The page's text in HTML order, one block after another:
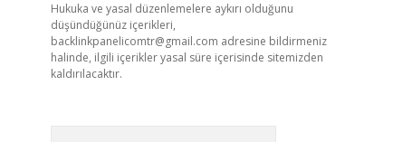
Hukuka ve yasal düzenlemelere aykırı olduğunu
düşündüğünüz içerikleri,
backlinkpanelicomtr@gmail.com adresine bildirmeniz
halinde, ilgili içerikler yasal süre içerisinde sitemizden
kaldırılacaktır.